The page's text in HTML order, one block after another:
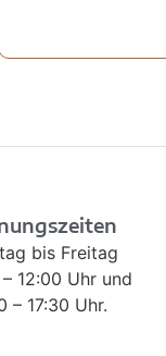
bis Freitag
12:00 Uhr und
– 17:30 Uhr.